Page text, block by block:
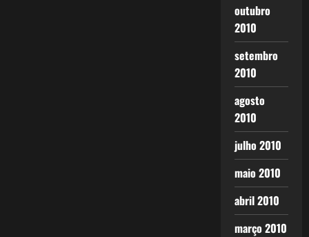
outubro
2010
setembro
2010
agosto
2010
julho 2010
maio 2010
abril 2010
março 2010